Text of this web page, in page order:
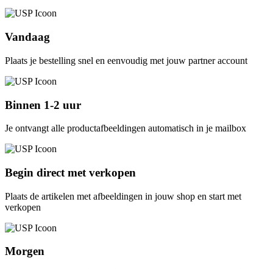
Vandaag
Plaats je bestelling snel en eenvoudig met jouw partner account
Binnen 1-2 uur
Je ontvangt alle productafbeeldingen automatisch in je mailbox
Begin direct met verkopen
Plaats de artikelen met afbeeldingen in jouw shop en start met
verkopen
Morgen